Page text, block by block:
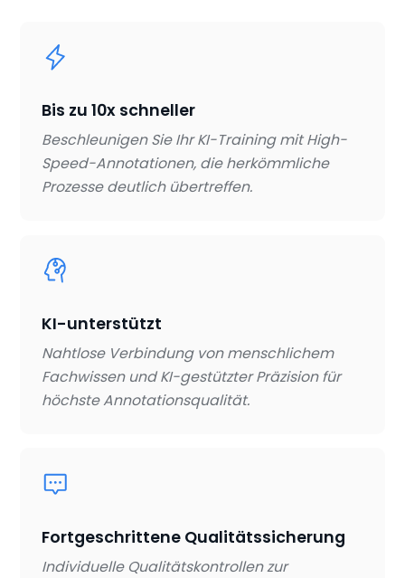
Bis zu 10x schneller
Beschleunigen Sie Ihr KI-Training mit High-
Speed-Annotationen, die herkömmliche
Prozesse deutlich übertreffen.
KI-unterstützt
Nahtlose Verbindung von menschlichem
Fachwissen und KI-gestützter Präzision für
höchste Annotationsqualität.
Fortgeschrittene Qualitätssicherung
Individuelle Qualitätskontrollen zur